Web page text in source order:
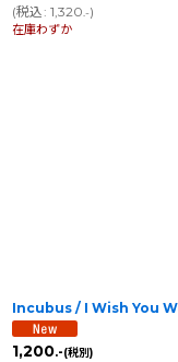
(税込: 1,320.-)
在庫わずか
Incubus / I Wish You
1,200.-(税別)